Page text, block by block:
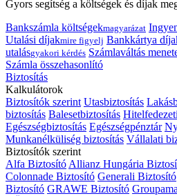
Gyors segítség a költségek és díjak
Bankszámla költségekmagyarázat
Utalási díjakmire figyelj Bankkártya
utalásgyakori kérdés Számlaváltás
Számla összehasonlító
Biztosítás
Kalkulátorok
Biztosítók szerint Utasbiztosítás
biztosítás Balesetbiztosítás
Egészségbiztosítás Egészségpénztár
Munkanélküliség biztosítás Vállalati
Biztosítók szerint
Alfa Biztosító Allianz Hungária
Colonnade Biztosító Generali Biztosító
Biztosító GRAWE Biztosító